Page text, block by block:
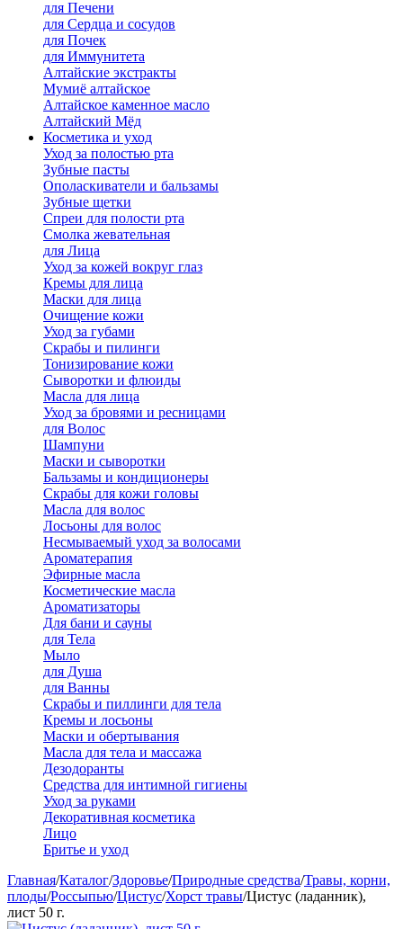
для Печени
для Сердца и сосудов
для Почек
для Иммунитета
Алтайские экстракты
Мумиё алтайское
Алтайское каменное масло
Алтайский Мёд
Косметика и уход
Уход за полостью рта
Зубные пасты
Ополаскиватели и бальзамы
Зубные щетки
Спреи для полости рта
Смолка жевательная
для Лица
Уход за кожей вокруг глаз
Кремы для лица
Маски для лица
Очищение кожи
Уход за губами
Скрабы и пилинги
Тонизирование кожи
Сыворотки и флюиды
Масла для лица
Уход за бровями и ресницами
для Волос
Шампуни
Маски и сыворотки
Бальзамы и кондиционеры
Скрабы для кожи головы
Масла для волос
Лосьоны для волос
Несмываемый уход за волосами
Ароматерапия
Эфирные масла
Косметические масла
Ароматизаторы
Для бани и сауны
для Тела
Мыло
для Душа
для Ванны
Скрабы и пиллинги для тела
Кремы и лосьоны
Маски и обертывания
Масла для тела и массажа
Дезодоранты
Средства для интимной гигиены
Уход за руками
Декоративная косметика
Лицо
Бритье и уход
Главная/Каталог/Здоровье/Природные средства/Травы, корни,
плоды/Россыпью/Цистус/Хорст травы/Цистус (ладанник),
лист 50 г.